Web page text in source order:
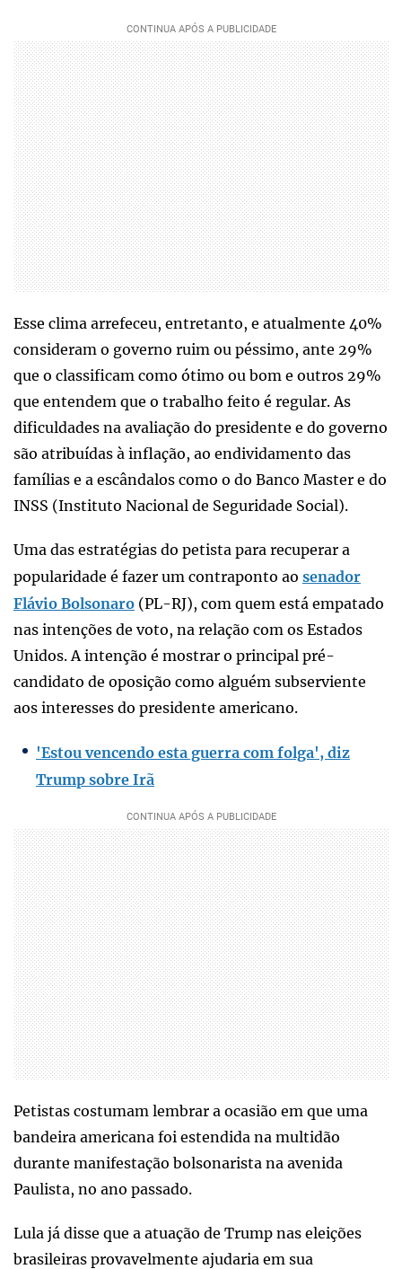
Esse clima arrefeceu, entretanto, e atualmente 40%
consideram o governo ruim ou péssimo, ante 29%
que o classificam como ótimo ou bom e outros 29%
que entendem que o trabalho feito é regular. As
dificuldades na avaliação do presidente e do governo
são atribuídas à inflação, ao endividamento das
famílias e a escândalos como o do Banco Master e do
INSS (Instituto Nacional de Seguridade Social).
Uma das estratégias do petista para recuperar a
popularidade é fazer um contraponto ao senador
Flávio Bolsonaro (PL-RJ), com quem está empatado
nas intenções de voto, na relação com os Estados
Unidos. A intenção é mostrar o principal pré-
candidato de oposição como alguém subserviente
aos interesses do presidente americano.
'Estou vencendo esta guerra com folga', diz
Trump sobre Irã
Petistas costumam lembrar a ocasião em que uma
bandeira americana foi estendida na multidão
durante manifestação bolsonarista na avenida
Paulista, no ano passado.
Lula já disse que a atuação de Trump nas eleições
brasileiras provavelmente ajudaria em sua